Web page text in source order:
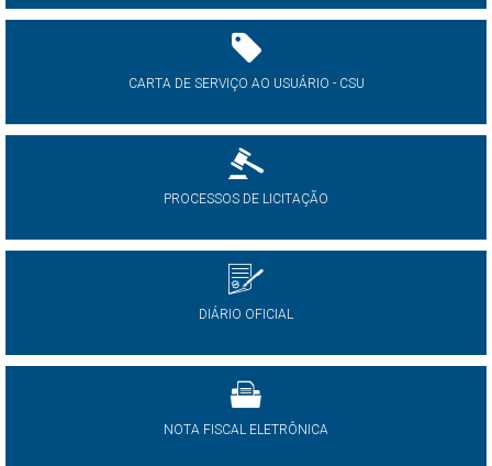
CARTA DE SERVIÇO AO USUÁRIO - CSU
PROCESSOS DE LICITAÇÃO
DIÁRIO OFICIAL
NOTA FISCAL ELETRÔNICA